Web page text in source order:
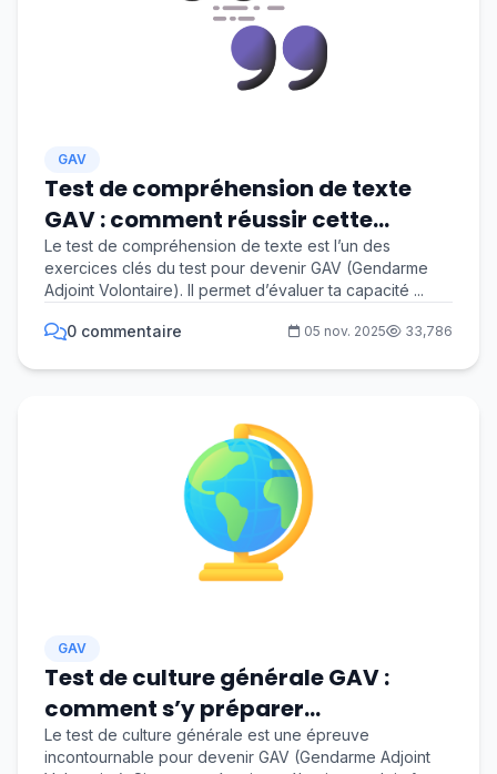
GAV
Test de compréhension de texte
GAV : comment réussir cette
épreuve essentielle ?
Le test de compréhension de texte est l’un des
exercices clés du test pour devenir GAV (Gendarme
Adjoint Volontaire). Il permet d’évaluer ta capacité ...
0 commentaire 05 nov. 2025 33,786
GAV
Test de culture générale GAV :
comment s’y préparer
efficacement ?
Le test de culture générale est une épreuve
incontournable pour devenir GAV (Gendarme Adjoint